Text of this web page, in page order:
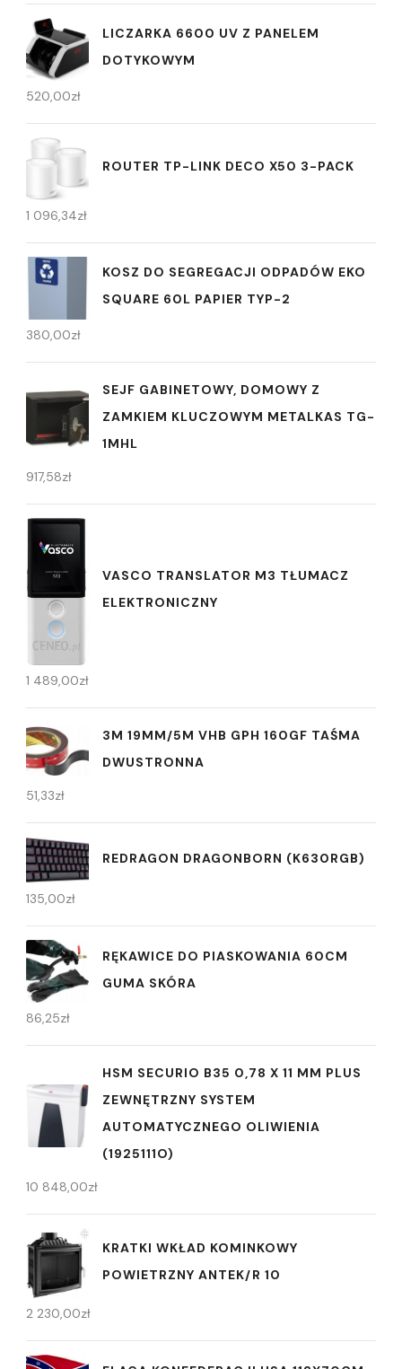
LICZARKA 6600 UV Z PANELEM
DOTYKOWYM
520,00zł
ROUTER TP-LINK DECO X50 3-PACK
1 096,34zł
KOSZ DO SEGREGACJI ODPADÓW EKO
SQUARE 60L PAPIER TYP-2
380,00zł
SEJF GABINETOWY, DOMOWY Z
ZAMKIEM KLUCZOWYM METALKAS TG-
1MHL
917,58zł
VASCO TRANSLATOR M3 TŁUMACZ
ELEKTRONICZNY
1 489,00zł
3M 19MM/5M VHB GPH 160GF TAŚMA
DWUSTRONNA
51,33zł
REDRAGON DRAGONBORN (K630RGB)
135,00zł
RĘKAWICE DO PIASKOWANIA 60CM
GUMA SKÓRA
86,25zł
HSM SECURIO B35 0,78 X 11 MM PLUS
ZEWNĘTRZNY SYSTEM
AUTOMATYCZNEGO OLIWIENIA
(1925111O)
10 848,00zł
KRATKI WKŁAD KOMINKOWY
POWIETRZNY ANTEK/R 10
2 230,00zł